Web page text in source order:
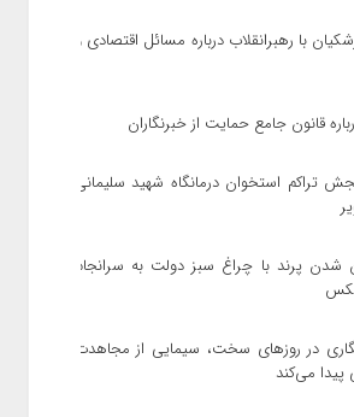
با رهبرانقلاب درباره مسائل اقتصادی و
قانون جامع حمایت از خبرنگاران
تراکم استخوان درمانگاه شهید سلیمانی
پرند با چراغ سبز دولت به سرانجام
در روزهای سخت، سیمایی از مجاهدت
می‌کند